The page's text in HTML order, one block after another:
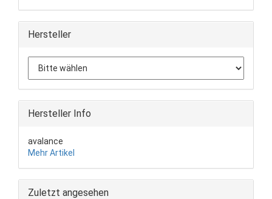
Hersteller
Hersteller Info
avalance
Mehr Artikel
Zuletzt angesehen